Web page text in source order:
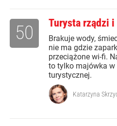
Turysta rządzi
Brakuje wody,
nie ma gdzie
przeciążone wi-fi.
to tylko majówka
turystycznej.
50
Katarzyna